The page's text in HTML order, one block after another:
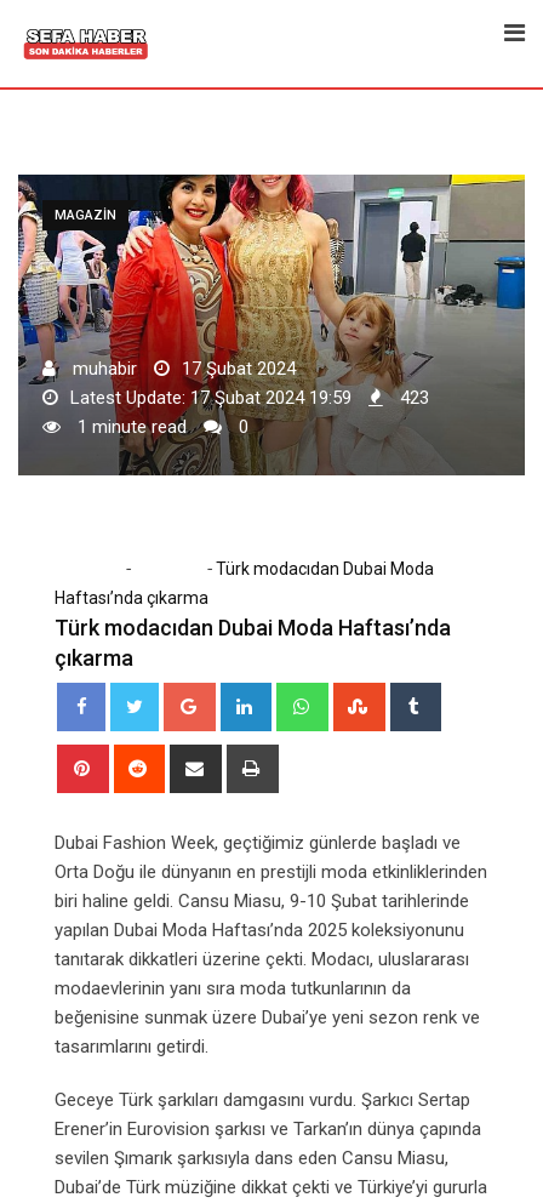
MAGAZIN
muhabir
17 Şubat 2024
Latest Update: 17 Şubat 2024 19:59
423
1 minute read
0
- -Türk modacıdan Dubai Moda
Haftası’nda çıkarma
Türk modacıdan Dubai Moda Haftası’nda
çıkarma
Google+ LinkedIn WhatsappStumbleUpon
Pinterest Reddit
Share
Dubai Fashion Week, geçtiğimiz günlerde başladı ve
Orta Doğu ile dünyanın en prestijli moda etkinliklerinden
biri haline geldi. Cansu Miasu, 9-10 Şubat tarihlerinde
yapılan Dubai Moda Haftası’nda 2025 koleksiyonunu
tanıtarak dikkatleri üzerine çekti. Modacı, uluslararası
modaevlerinin yanı sıra moda tutkunlarının da
beğenisine sunmak üzere Dubai’ye yeni sezon renk ve
tasarımlarını getirdi.
Geceye Türk şarkıları damgasını vurdu. Şarkıcı Sertap
Erener’in Eurovision şarkısı ve Tarkan’ın dünya çapında
sevilen Şımarık şarkısıyla dans eden Cansu Miasu,
Dubai’de Türk müziğine dikkat çekti ve Türkiye’yi gururla